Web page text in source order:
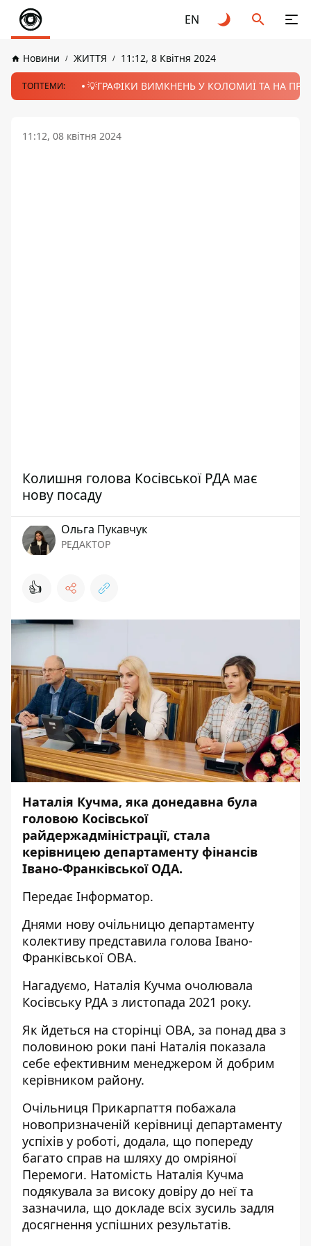
EN
Новини ЖИТТЯ 11:12, 8 Квітня 2024
ТОПТЕМИ: 💡ГРАФІКИ ВИМКНЕНЬ У КОЛОМИЇ ТА НА
11:12, 08 квітня 2024
Колишня голова Косівської РДА має
нову посаду
Ольга Пукавчук
РЕДАКТОР
👍
Наталія Кучма, яка донедавна була
головою Косівської
райдержадміністрації, стала
керівницею департаменту фінансів
Івано-Франківської ОДА.
Передає Інформатор.
Днями нову очільницю департаменту
колективу представила голова Івано-
Франківської ОВА.
Нагадуємо, Наталія Кучма очолювала
Косівську РДА з листопада 2021 року.
Як йдеться на сторінці ОВА, за понад два з
половиною роки пані Наталія показала
себе ефективним менеджером й добрим
керівником району.
Очільниця Прикарпаття побажала
новопризначеній керівниці департаменту
успіхів у роботі, додала, що попереду
багато справ на шляху до омріяної
Перемоги. Натомість Наталія Кучма
подякувала за високу довіру до неї та
зазначила, що докладе всіх зусиль задля
досягнення успішних результатів.